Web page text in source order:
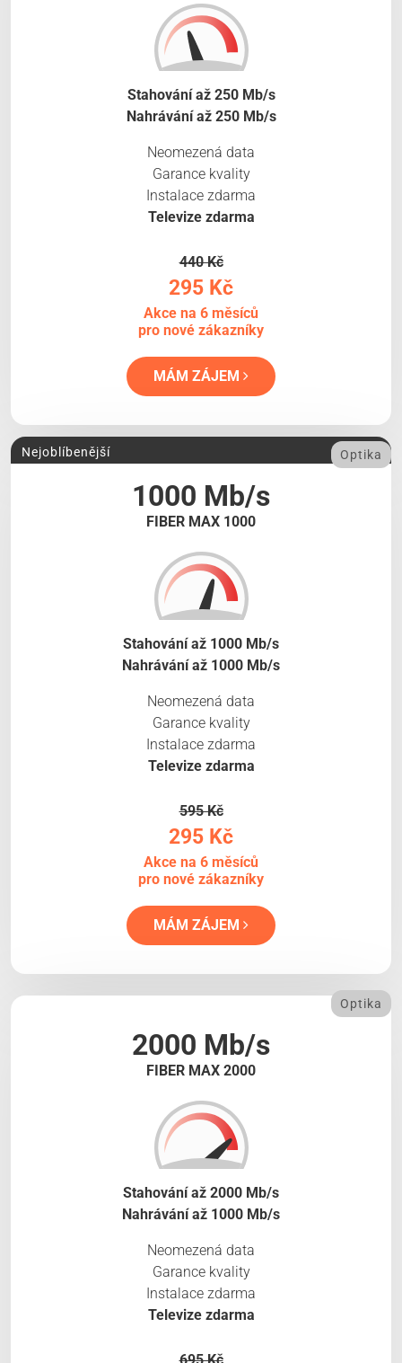
Stahování až 250 Mb/s
Nahrávání až 250 Mb/s
Neomezená data
Garance kvality
Instalace zdarma
Televize zdarma
440 Kč
295 Kč
Akce na 6 měsíců
pro nové zákazníky
MÁM ZÁJEM
1000 Mb/s
FIBER MAX 1000
Nejoblíbenější Optika
Stahování až 1000 Mb/s
Nahrávání až 1000 Mb/s
Neomezená data
Garance kvality
Instalace zdarma
Televize zdarma
595 Kč
295 Kč
Akce na 6 měsíců
pro nové zákazníky
MÁM ZÁJEM
2000 Mb/s
FIBER MAX 2000
Optika
Stahování až 2000 Mb/s
Nahrávání až 1000 Mb/s
Neomezená data
Garance kvality
Instalace zdarma
Televize zdarma